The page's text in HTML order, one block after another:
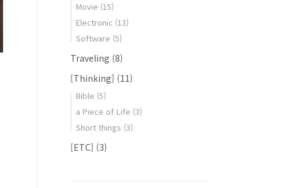
Movie (15)
Electronic (13)
Software (5)
Traveling (8)
[Thinking] (11)
Bible (5)
a Piece of Life (3)
Short things (3)
[ETC] (3)